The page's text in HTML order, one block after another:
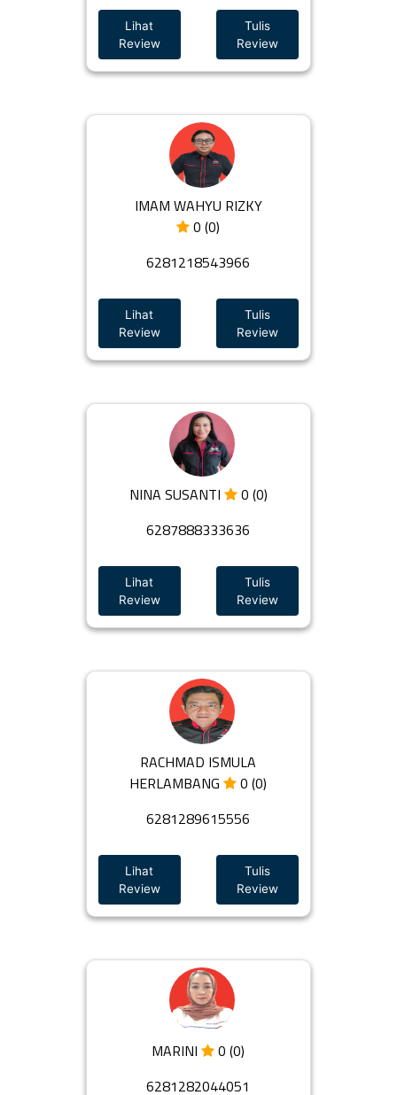
Lihat
Review
Tulis
Review
IMAM WAHYU RIZKY
0 (0)
6281218543966
Lihat
Review
Tulis
Review
NINA SUSANTI
0 (0)
6287888333636
Lihat
Review
Tulis
Review
RACHMAD ISMULA
HERLAMBANG
0 (0)
6281289615556
Lihat
Review
Tulis
Review
MARINI
0 (0)
6281282044051